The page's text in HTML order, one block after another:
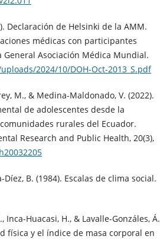
Declaración de Helsinki de la AMM.
médicas con participantes
General Asociación Médica Mundial.
2024/10/DOH-Oct-2013_S.pdf
M., & Medina-Maldonado, V. (2022).
de adolescentes desde la
rurales del Ecuador.
Research and Public Health, 20(3),
B. (1984). Escalas de clima social.
Inca-Huacasi, H., & Lavalle-Gonzáles, Á.
física y el índice de masa corporal en